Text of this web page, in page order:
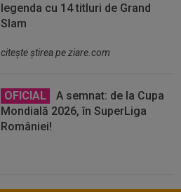
legenda cu 14 titluri de Grand
Slam
citeşte ştirea pe ziare.com
OFICIAL
A semnat: de la Cupa
Mondială 2026, în SuperLiga
României!